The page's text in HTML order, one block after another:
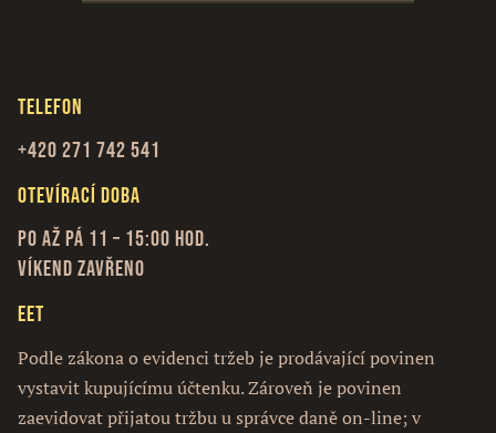
Telefon
+420 271 742 541
Otevírací doba
Po až Pá 11 – 15:00 hod.
Víkend zavřeno
EET
Podle zákona o evidenci tržeb je prodávající povinen
vystavit kupujícímu účtenku. Zároveň je povinen
zaevidovat přijatou tržbu u správce daně on-line; v